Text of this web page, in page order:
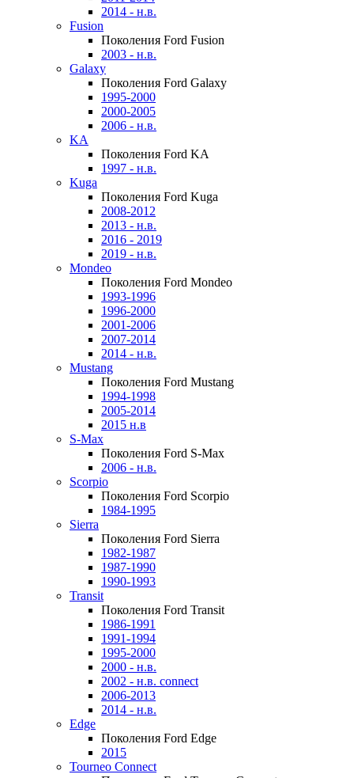
2014 - н.в.
Fusion
Поколения Ford Fusion
2003 - н.в.
Galaxy
Поколения Ford Galaxy
1995-2000
2000-2005
2006 - н.в.
KA
Поколения Ford KA
1997 - н.в.
Kuga
Поколения Ford Kuga
2008-2012
2013 - н.в.
2016 - 2019
2019 - н.в.
Mondeo
Поколения Ford Mondeo
1993-1996
1996-2000
2001-2006
2007-2014
2014 - н.в.
Mustang
Поколения Ford Mustang
1994-1998
2005-2014
2015 н.в
S-Max
Поколения Ford S-Max
2006 - н.в.
Scorpio
Поколения Ford Scorpio
1984-1995
Sierra
Поколения Ford Sierra
1982-1987
1987-1990
1990-1993
Transit
Поколения Ford Transit
1986-1991
1991-1994
1995-2000
2000 - н.в.
2002 - н.в. connect
2006-2013
2014 - н.в.
Edge
Поколения Ford Edge
2015
Tourneo Connect